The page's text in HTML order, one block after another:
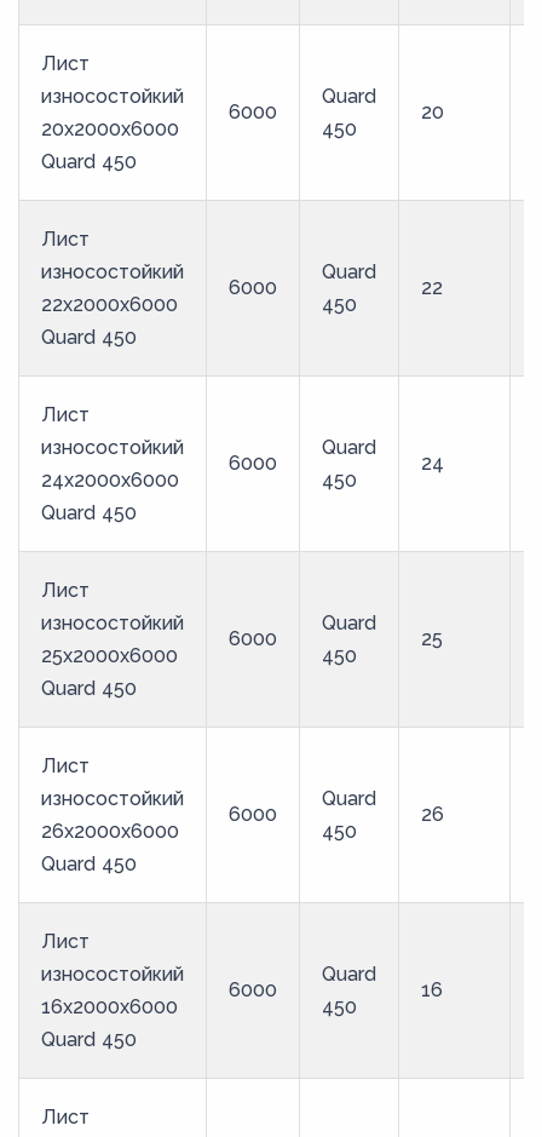
Лист
износостойкий
20x2000x6000
Quard 450
6000
Quard
450
20
Лист
износостойкий
22x2000x6000
Quard 450
6000
Quard
450
22
Лист
износостойкий
24x2000x6000
Quard 450
6000
Quard
450
24
Лист
износостойкий
25x2000x6000
Quard 450
6000
Quard
450
25
Лист
износостойкий
26x2000x6000
Quard 450
6000
Quard
450
26
Лист
износостойкий
16x2000x6000
Quard 450
6000
Quard
450
16
Лист